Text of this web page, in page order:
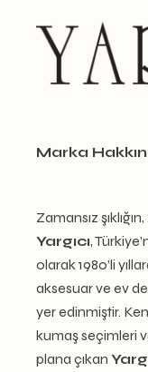
Marka
Zamansız
Yargıcı,
olarak 1980’li
aksesuar ve ev
yer edinmiştir.
kumaş seçimleri
plana çıkan